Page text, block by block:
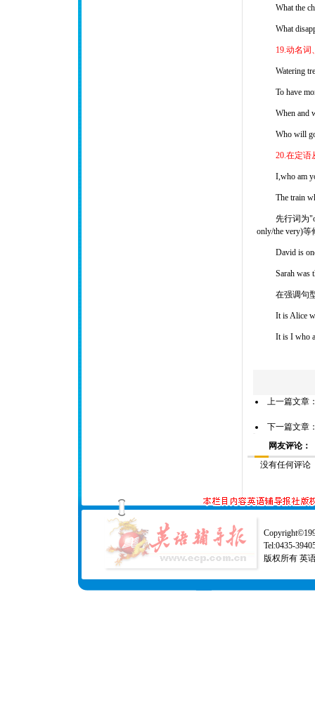
What the
What
19.动名
Watering
To have
When and
Who will
20.在定语
I,who am
The train
先行词为
only/the very)
David is
Sarah was
在强调句
It is Alice
It is I who
上一篇文章
下一篇文章
网友评论：
没有任何评论
Tel:0435-
版权所有 英